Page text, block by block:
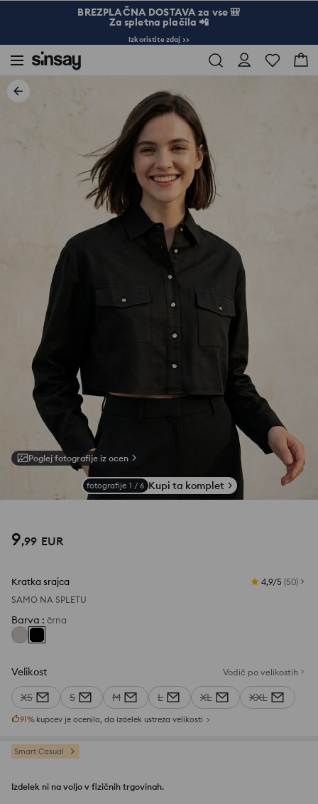
BREZPLAČNA DOSTAVA za vse 🎒
Za spletna plačila 📲
Izkoristite zdaj >>
Poglej fotografije iz ocen
fotografije 1 / 6 Kupi ta komplet
9,99 EUR
Kratka srajca 4,9/5 (50)
SAMO NA SPLETU
Barva : črna
Velikost Vodič po velikostih
XS S M L XL XXL
91% kupcev je ocenilo, da izdelek ustreza velikosti
Smart Casual
Izdelek ni na voljo v fizičnih trgovinah.